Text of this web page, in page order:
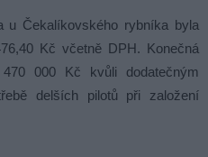
u Čekalíkovského rybníka byla
Kč včetně DPH. Konečná
000 Kč kvůli dodatečným
delších pilotů při založení